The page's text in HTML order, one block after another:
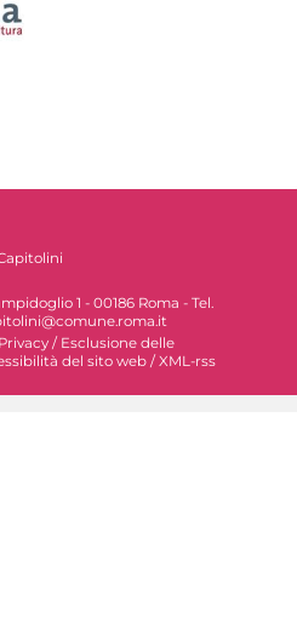
1 - 00186 Roma - Tel.
Privacy / Esclusione delle
del sito web /XML-rss